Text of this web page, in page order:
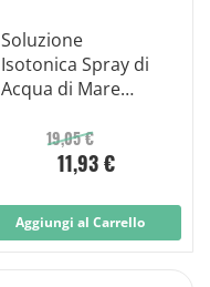
Soluzione
Isotonica Spray di
Acqua di Mare
Sale Sodico per
Igiene Naso Adulti
19,05 €
11,93 €
Aggiungi al Carrello